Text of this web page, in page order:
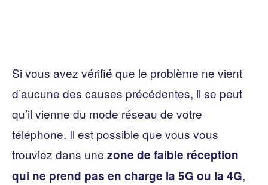
Si vous avez vérifié que le problème ne vient
d’aucune des causes précédentes, il se peut
qu’il vienne du mode réseau de votre
téléphone. Il est possible que vous vous
trouviez dans une zone de faible réception
qui ne prend pas en charge la 5G ou la 4G,